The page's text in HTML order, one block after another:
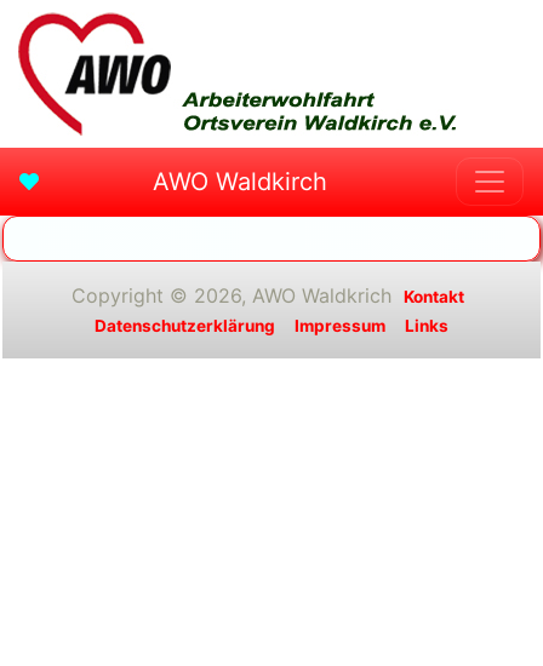
AWO Waldkirch
Copyright © 2026, AWO Waldkrich
Kontakt
Datenschutzerklärung
Impressum Links